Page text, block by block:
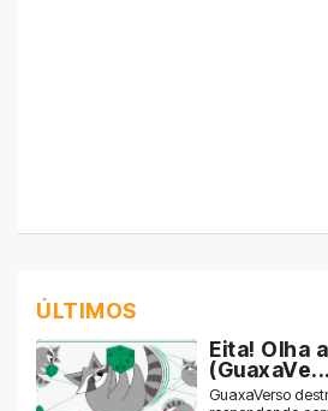
ÚLTIMOS
Eita! Olha
(GuaxaVe...
GuaxaVerso